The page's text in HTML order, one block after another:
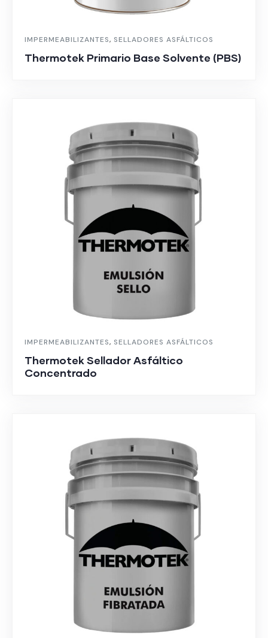
IMPERMEABILIZANTES, SELLADORES ASFÁLTICOS
Thermotek Primario Base Solvente (PBS)
IMPERMEABILIZANTES, SELLADORES ASFÁLTICOS
Thermotek Sellador Asfáltico
Concentrado